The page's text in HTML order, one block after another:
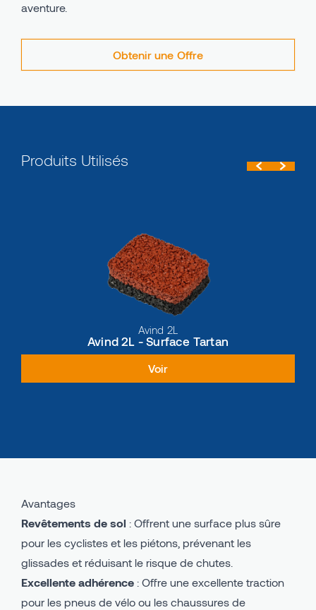
aventure.
Obtenir une Offre
Produits Utilisés
Avind 2L
Avind 2L - Surface Tartan
Voir
Avantages
Revêtements de sol : Offrent une surface plus sûre
pour les cyclistes et les piétons, prévenant les
glissades et réduisant le risque de chutes.
Excellente adhérence : Offre une excellente traction
pour les pneus de vélo ou les chaussures de